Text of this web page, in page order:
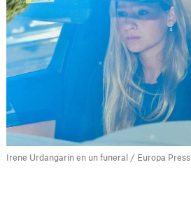
Irene Urdangarin en un funeral / Europa Press